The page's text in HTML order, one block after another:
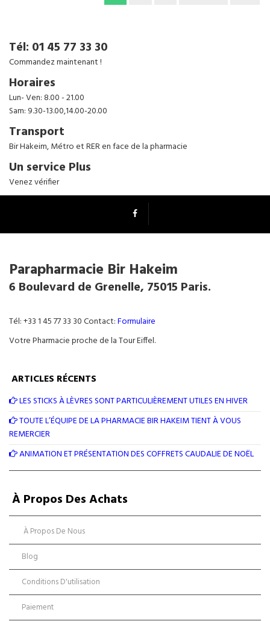
Tél: 01 45 77 33 30
Commandez maintenant !
Horaires
Lun- Ven: 8.00 - 21.00
Sam: 9.30-13.00,14.00-20.00
Transport
Bir Hakeim, Métro et RER en face de la pharmacie
Un service Plus
Venez vérifier
Parapharmacie Bir Hakeim
6 Boulevard de Grenelle, 75015 Paris.
Tél: +33 1 45 77 33 30 Contact:Formulaire
Votre Pharmacie proche de la Tour Eiffel.
ARTICLES RÉCENTS
LES STICKS À LÈVRES SONT PARTICULIÈREMENT UTILES EN HIVER
TOUTE L’ÉQUIPE DE LA PHARMACIE BIR HAKEIM TIENT À VOUS
REMERCIER
ANIMATION ET PRÉSENTATION DES COFFRETS CAUDALIE DE NOËL
À Propos Des Achats
À Propos De Nous
Blog
Conditions D'utilisation
Paiement